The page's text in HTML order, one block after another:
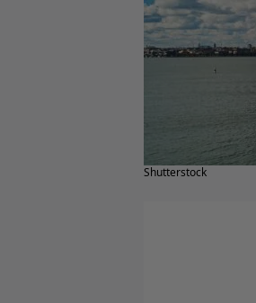
Shutterstock